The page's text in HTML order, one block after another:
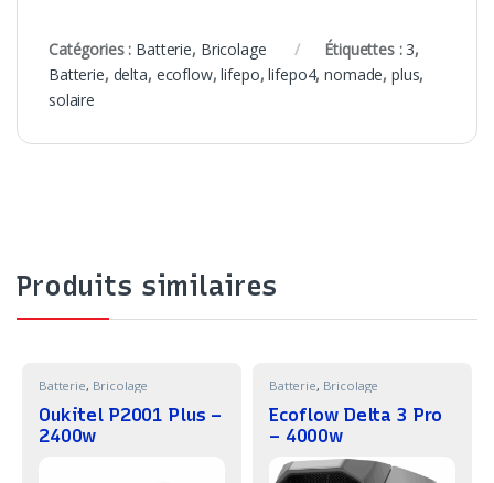
Catégories : Batterie, Bricolage Étiquettes : 3,
Batterie, delta, ecoflow,lifepo,lifepo4,nomade,plus,
solaire
Produits similaires
Batterie, Bricolage
Oukitel P2001 Plus –
2400w
Batterie, Bricolage
Ecoflow Delta 3 Pro
– 4000w